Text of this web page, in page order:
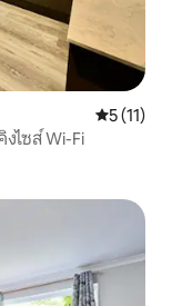
คะแนนเฉ
5 (11)
ไซส์ Wi-Fi